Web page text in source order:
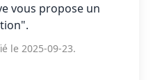
vous propose un
le 2025-09-23.